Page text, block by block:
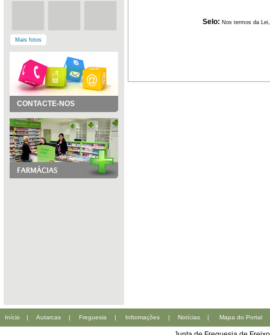
Mais fotos
CONTACTE-NOS
Selo: N os termos da
Início | Autarcas | Freguesia | Informações | Notícias | Mapa do Portal